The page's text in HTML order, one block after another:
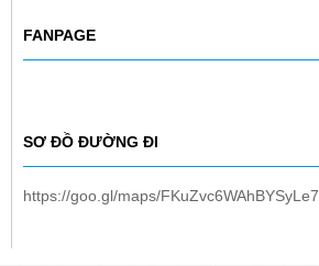
FANPAGE
SƠ ĐỒ ĐƯỜNG ĐI
https://goo.gl/maps/FKuZvc6WAhBYSyLe7